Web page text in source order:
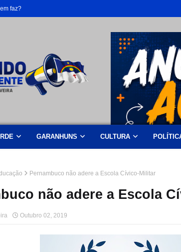
faz?
GARANHUNS CULTURA
Pernambuco não adere a Escola Cívico-Militar
não adere a Escola
Outubro 02, 2019